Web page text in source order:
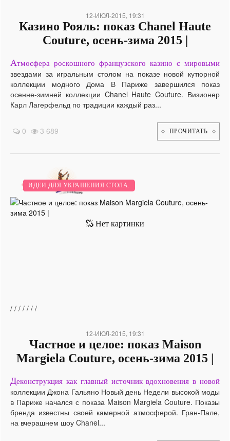
12-ИЮЛ-2015, 19:31
Казино Рояль: показ Chanel Haute
Couture, осень-зима 2015 |
Атмосфера роскошного французского казино с мировыми
звездами за игральным столом на показе новой кутюрной
коллекции модного Дома В Париже завершился показ
осенне-зимней коллекции Chanel Haute Couture. Визионер
Карл Лагерфельд по традиции каждый раз...
0 3 689 ПРОЧИТАТЬ
ДЕЛАЕМ С ПАПОЙ.
/
МОДА.
/
НОВИНКИ.
/
ДОМ.
/
РАБОТА.
/
ВТОРЫЕ БЛЮДА.
/
ВЫСОКАЯ МОДА.
/
ИДЕИ ДЛЯ УКРАШЕНИЯ СТОЛА.
12-ИЮЛ-2015, 19:31
Частное и целое: показ Maison
Margiela Couture, осень-зима 2015 |
Деконструкция как главный источник вдохновения в новой
коллекции Джона Гальяно Новый день Недели высокой моды
в Париже начался с показа Maison Margiela Couture. Показы
бренда известны своей камерной атмосферой. Гран-Пале,
на вчерашнем шоу Chanel...